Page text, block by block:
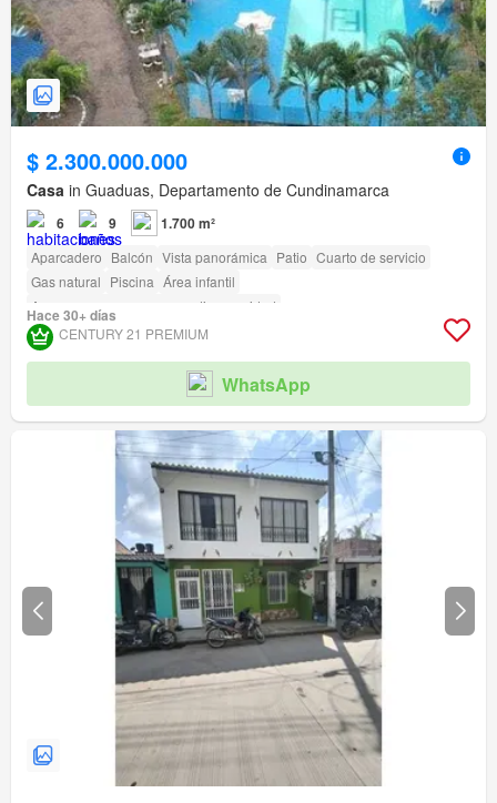
$ 2.300.000.000
Casa in Guaduas, Departamento de Cundinamarca
6 9 1.700 m²
Aparcadero Balcón Vista panorámica Patio Cuarto de servicio
Gas natural Piscina Área infantil
Acceso para personas con discapacidad
Hace 30+ días
CENTURY 21 PREMIUM
WhatsApp